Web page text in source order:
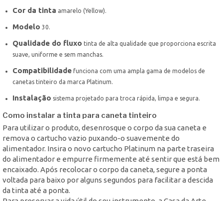
Cor da tinta amarelo (Yellow).
Modelo 30.
Qualidade do fluxo tinta de alta qualidade que proporciona escrita
suave, uniforme e sem manchas.
Compatibilidade funciona com uma ampla gama de modelos de
canetas tinteiro da marca Platinum.
Instalação sistema projetado para troca rápida, limpa e segura.
Como instalar a tinta para caneta tinteiro
Para utilizar o produto, desenrosque o corpo da sua caneta e
remova o cartucho vazio puxando-o suavemente do
alimentador. Insira o novo cartucho Platinum na parte traseira
do alimentador e empurre firmemente até sentir que está bem
encaixado. Após recolocar o corpo da caneta, segure a ponta
voltada para baixo por alguns segundos para facilitar a descida
da tinta até a ponta.